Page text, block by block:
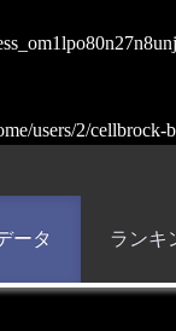
users/2/cellbrock-
ータ ランキ